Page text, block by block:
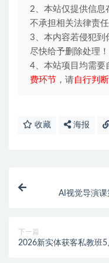
2、本站仅提供信息
不承担相关法律责任
3、本内容若侵犯到
尽快给予删除处理！
4、本站项目均需要
费环节 ，请自行判断
收藏 海报
AI视觉导演课
下一篇
2026新实体获客私教班